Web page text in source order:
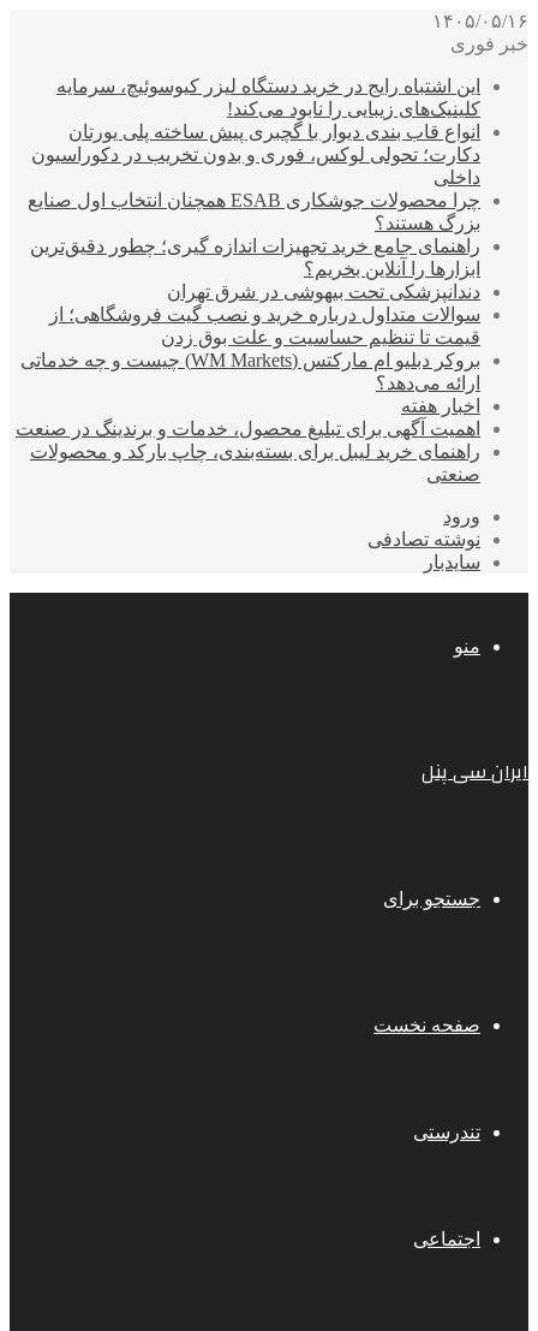
۱۴۰۵/۰۵/۱۶
خبر فوری
این اشتباه رایج در خرید دستگاه لیزر کیوسوئیچ، سرمایه
کلینیک‌های زیبایی را نابود می‌کند!
انواع قاب بندی دیوار با گچبری پیش ساخته پلی یورتان
دکارت؛ تحولی لوکس، فوری و بدون تخریب در دکوراسیون
داخلی
چرا محصولات جوشکاری ESAB همچنان انتخاب اول صنایع
بزرگ هستند؟
راهنمای جامع خرید تجهیزات اندازه گیری؛ چطور دقیق‌ترین
ابزارها را آنلاین بخریم؟
دندانپزشکی تحت بیهوشی در شرق تهران
سوالات متداول درباره خرید و نصب گیت فروشگاهی؛ از
قیمت تا تنظیم حساسیت و علت بوق زدن
بروکر دبلیو ام مارکتس (WM Markets) چیست و چه خدماتی
ارائه می‌دهد؟
اخبار هفته
اهمیت آگهی برای تبلیغ محصول، خدمات و برندینگ در صنعت
راهنمای خرید لیبل برای بسته‌بندی، چاپ بارکد و محصولات
صنعتی
ورود
نوشته تصادفی
سایدبار
منو
ایران سی پنل
جستجو برای
صفحه نخست
تندرستی
اجتماعی